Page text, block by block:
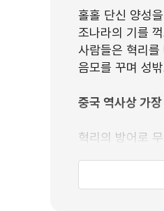
홀홀 단신 양성
조나라의 기를
사람들은 혁리
음모를 꾸며 성
중국 역사상 가
혁리의 방어로
막아야 하는 자
과연 혁리는 양